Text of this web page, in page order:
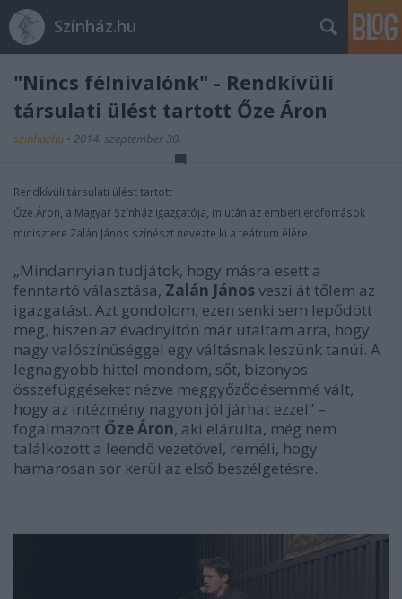
Színház.hu
"Nincs félnivalónk" - Rendkívüli
társulati ülést tartott Őze Áron
szinhazhu • 2014. szeptember 30.
Rendkívüli társulati ülést tartott
Őze Áron, a Magyar Színház igazgatója, miután az emberi erőforrások
minisztere Zalán János színészt nevezte ki a teátrum élére.
„Mindannyian tudjátok, hogy másra esett a
fenntartó választása, Zalán Jánosveszi át tőlem az
igazgatást. Azt gondolom, ezen senki sem lepődött
meg, hiszen az évadnyitón már utaltam arra, hogy
nagy valószínűséggel egy váltásnak leszünk tanúi. A
legnagyobb hittel mondom, sőt, bizonyos
összefüggéseket nézve meggyőződésemmé vált,
hogy az intézmény nagyon jól járhat ezzel” –
fogalmazott Őze Áron, aki elárulta, még nem
találkozott a leendő vezetővel, reméli, hogy
hamarosan sor kerül az első beszélgetésre.